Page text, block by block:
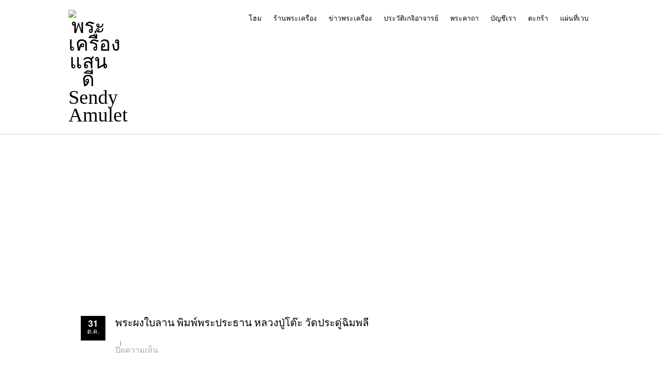
โฮม ร้านพระเครื่อง ข่าวพระเครื่อง ประวัติเกจิอาจารย์ พระคาถา บัญชีเรา ตะกร้า แผ่นที่เวบ
31
ต.ค.
พระผงใบลาน พิมพ์พระประธาน หลวงปู่โต๊ะ วัดประดู่ฉิมพลี
ปิดความเห็นบน